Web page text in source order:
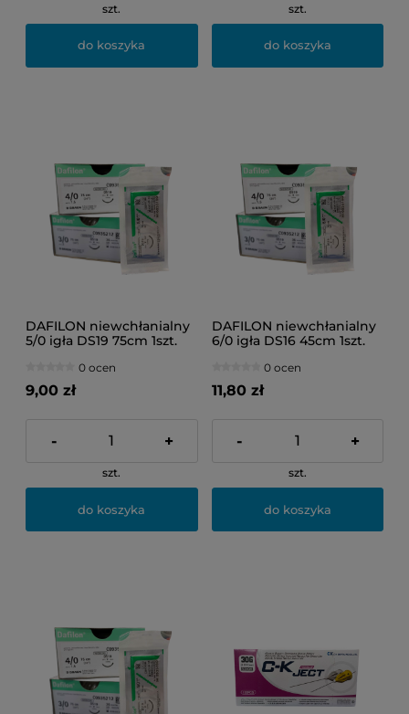
szt.
do koszyka
szt.
do koszyka
DAFILON niewchłanialny
5/0 igła DS19 75cm 1szt.
0 ocen
9,00 zł
- +
szt.
do koszyka
DAFILON niewchłanialny
6/0 igła DS16 45cm 1szt.
0 ocen
11,80 zł
- +
szt.
do koszyka